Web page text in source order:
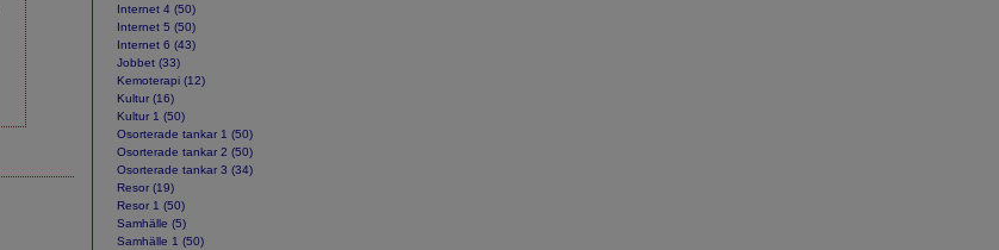
Internet 4 (50)
Internet 5 (50)
Internet 6 (43)
Jobbet (33)
Kemoterapi (12)
Kultur (16)
Kultur 1 (50)
Osorterade tankar 1 (50)
Osorterade tankar 2 (50)
Osorterade tankar 3 (34)
Resor (19)
Resor 1 (50)
Samhälle (5)
Samhälle 1 (50)